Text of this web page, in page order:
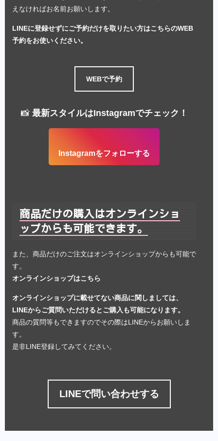
えなければお名前お願いします。
LINEに登録せずにご予約だけを取りたい方はこちらのWEB
予約をお使いください。
WEBで予約
📸 最新スタイルはInstagramでチェック！
Instagramをフォローする
商品だけの購入はオンラインショ
ップからも可能できます。
また、商品だけのご注文はオンラインショップからも可能で
す。
オンラインショップはこちら
オンラインショップに載せてない商品に関しましては、
LINEからご質問いただけるとご購入も可能になります。
商品の質問等もできますのでその際はLINEからお願いしま
す。
是非LINE登録してみてください。
LINEで問い合わせする